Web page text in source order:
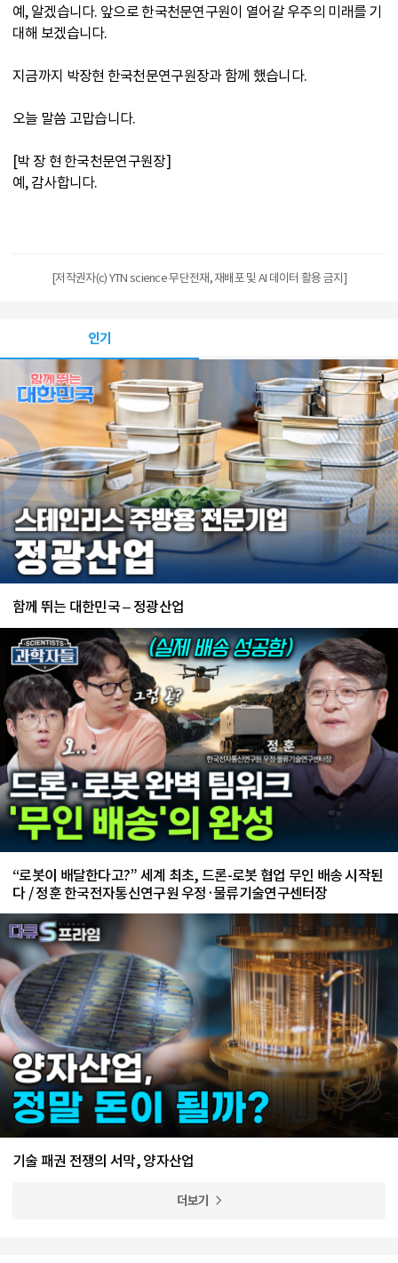
예, 알겠습니다. 앞으로 한국천문연구원이 열어갈 우주의 미래를 기
대해 보겠습니다.
지금까지 박장현 한국천문연구원장과 함께 했습니다.
오늘 말씀 고맙습니다.
[박 장 현 한국천문연구원장]
예, 감사합니다.
[저작권자(c) YTN science 무단전재, 재배포 및 AI 데이터 활용 금지]
인기
함께 뛰는 대한민국 – 정광산업
“로봇이 배달한다고?” 세계 최초, 드론-로봇 협업 무인 배송 시작된
다 / 정훈 한국전자통신연구원 우정·물류기술연구센터장
기술 패권 전쟁의 서막, 양자산업
더보기